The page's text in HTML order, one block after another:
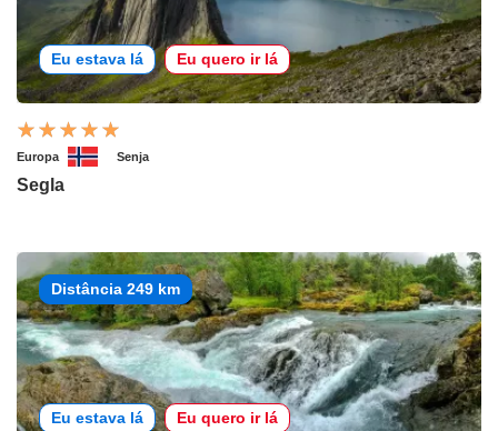
Eu estava lá Eu quero ir lá
Europa Senja
Segla
Distância 249 km
Eu estava lá Eu quero ir lá